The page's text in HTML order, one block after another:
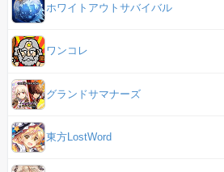
ホワイトアウトサバイバル
ワンコレ
グランドサマナーズ
東方LostWord